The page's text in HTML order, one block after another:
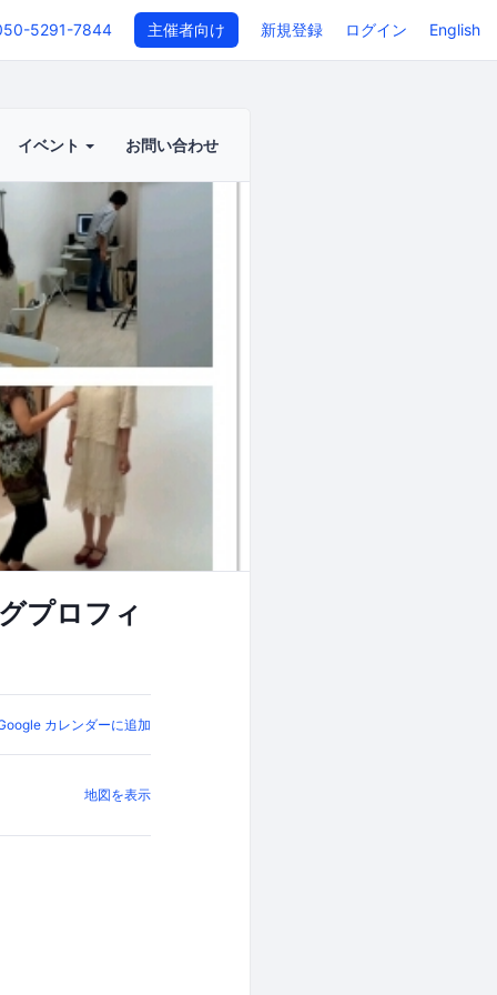
5291-7844 主催者向け 新規登録 ログイン English
イベント お問い合わせ
プロフィ
カレンダーに追加
地図を表示